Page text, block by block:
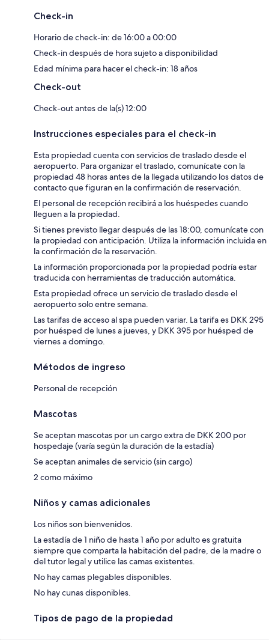
Check-in
Horario de check-in: de 16:00 a 00:00
Check-in después de hora sujeto a disponibilidad
Edad mínima para hacer el check-in: 18 años
Check-out
Check-out antes de la(s) 12:00
Instrucciones especiales para el check-in
Esta propiedad cuenta con servicios de traslado desde el
aeropuerto. Para organizar el traslado, comunícate con la
propiedad 48 horas antes de la llegada utilizando los datos de
contacto que figuran en la confirmación de reservación.
El personal de recepción recibirá a los huéspedes cuando
lleguen a la propiedad.
Si tienes previsto llegar después de las 18:00, comunícate con
la propiedad con anticipación. Utiliza la información incluida en
la confirmación de la reservación.
La información proporcionada por la propiedad podría estar
traducida con herramientas de traducción automática.
Esta propiedad ofrece un servicio de traslado desde el
aeropuerto solo entre semana.
Las tarifas de acceso al spa pueden variar. La tarifa es DKK 295
por huésped de lunes a jueves, y DKK 395 por huésped de
viernes a domingo.
Métodos de ingreso
Personal de recepción
Mascotas
Se aceptan mascotas por un cargo extra de DKK 200 por
hospedaje (varía según la duración de la estadía)
Se aceptan animales de servicio (sin cargo)
2 como máximo
Niños y camas adicionales
Los niños son bienvenidos.
La estadía de 1 niño de hasta 1 año por adulto es gratuita
siempre que comparta la habitación del padre, de la madre o
del tutor legal y utilice las camas existentes.
No hay camas plegables disponibles.
No hay cunas disponibles.
Tipos de pago de la propiedad